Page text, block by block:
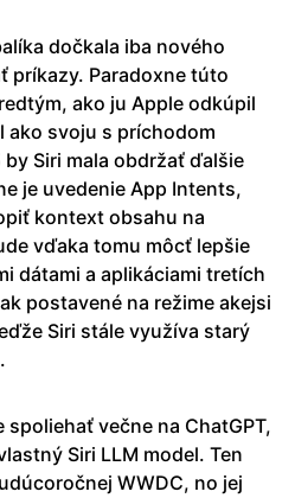
dočkala iba nového
príkazy. Paradoxne túto
ako ju Apple odkúpil
ako svoju s príchodom
Siri mala obdržať ďalšie
je uvedenie App Intents,
kontext obsahu na
vďaka tomu môcť lepšie
dátami a aplikáciami tretích
postavené na režime akejsi
Siri stále využíva starý
spoliehať večne na ChatGPT,
Siri LLM model. Ten
WWDC, no jej